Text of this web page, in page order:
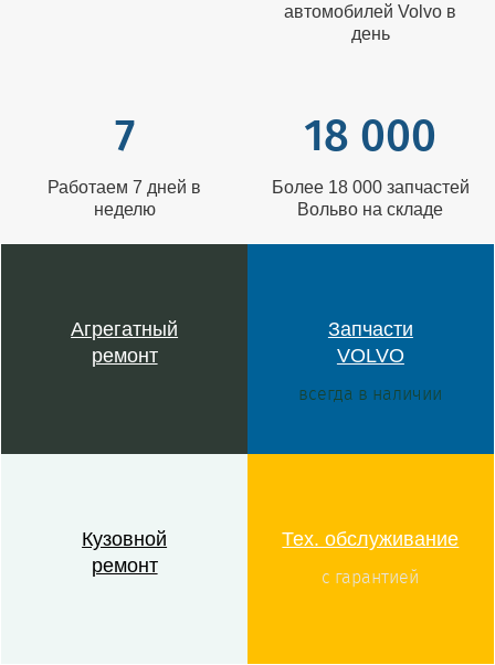
автомобилей Volvo в
день
7
Работаем 7 дней в
неделю
18 000
Более 18 000 запчастей
Вольво на складе
Агрегатный
ремонт
Запчасти
VOLVO
всегда в наличии
Кузовной
ремонт
Тех. обслуживание
с гарантией